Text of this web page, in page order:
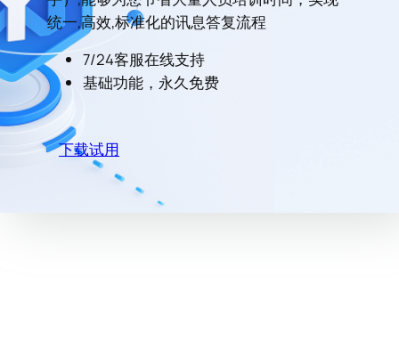
统一,高效,标准化的讯息答复流程
7/24客服在线支持
基础功能，永久免费
下载试用